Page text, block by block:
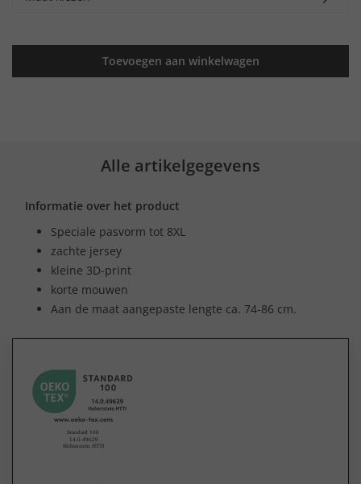
Toevoegen aan winkelwagen
Alle artikelgegevens
Informatie over het product
Speciale pasvorm tot 8XL
zachte jersey
kleine 3D-print
korte mouwen
Aan de maat aangepaste lengte ca. 74-86 cm.